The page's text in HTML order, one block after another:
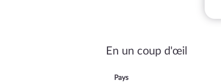
En un coup d'œil
Pays